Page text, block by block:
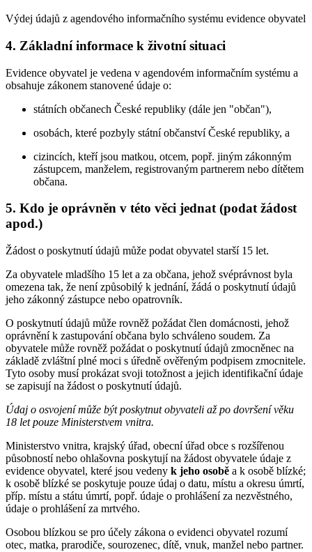
Výdej údajů z agendového informačního systému evidence obyvatel
4. Základní informace k životní situaci
Evidence obyvatel je vedena v agendovém informačním systému a
obsahuje zákonem stanovené údaje o:
státních občanech České republiky (dále jen "občan"),
osobách, které pozbyly státní občanství České republiky, a
cizincích, kteří jsou matkou, otcem, popř. jiným zákonným
zástupcem, manželem, registrovaným partnerem nebo dítětem
občana.
5. Kdo je oprávněn v této věci jednat (podat žádost
apod.)
Žádost o poskytnutí údajů může podat obyvatel starší 15 let.
Za obyvatele mladšího 15 let a za občana, jehož svéprávnost byla
omezena tak, že není způsobilý k jednání, žádá o poskytnutí údajů
jeho zákonný zástupce nebo opatrovník.
O poskytnutí údajů může rovněž požádat člen domácnosti, jehož
oprávnění k zastupování občana bylo schváleno soudem. Za
obyvatele může rovněž požádat o poskytnutí údajů zmocněnec na
základě zvláštní plné moci s úředně ověřeným podpisem zmocnitele.
Tyto osoby musí prokázat svoji totožnost a jejich identifikační údaje
se zapisují na žádost o poskytnutí údajů.
Údaj o osvojení může být poskytnut obyvateli až po dovršení věku
18 let pouze Ministerstvem vnitra.
Ministerstvo vnitra, krajský úřad, obecní úřad obce s rozšířenou
působností nebo ohlašovna poskytují na žádost obyvatele údaje z
evidence obyvatel, které jsou vedeny k jeho osobě a k osobě blízké;
k osobě blízké se poskytuje pouze údaj o datu, místu a okresu úmrtí,
příp. místu a státu úmrtí, popř. údaje o prohlášení za nezvěstného,
údaje o prohlášení za mrtvého.
Osobou blízkou se pro účely zákona o evidenci obyvatel rozumí
otec, matka, prarodiče, sourozenec, dítě, vnuk, manžel nebo partner.